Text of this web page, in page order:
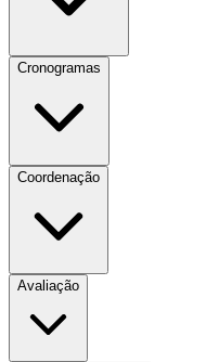
Cronogramas
Coordenação
Avaliação